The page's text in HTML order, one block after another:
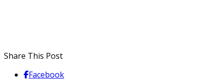
Share This Post
Facebook